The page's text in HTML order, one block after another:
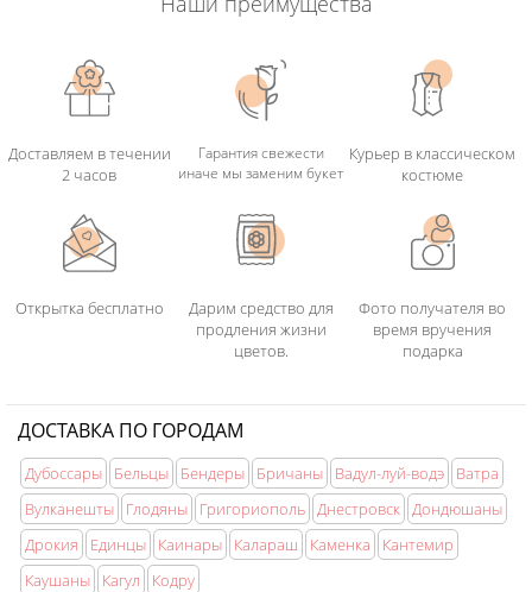
Доставляем в течении
2 часов
Гарантия свежести
иначе мы заменим букет
Курьер в классическом
костюме
Открытка бесплатно
Дарим средство для
продления жизни
цветов.
Фото получателя во
время вручения
подарка
ДОСТАВКА ПО ГОРОДАМ
Дубоссары Бельцы Бендеры Бричаны Вадул-луй-водэ
Ватра
Вулканешты
Глодяны Григориополь Днестровск Дондюшаны
Дрокия
Единцы Каинары Калараш Каменка
Кантемир
Каушаны
Кагул Кодру